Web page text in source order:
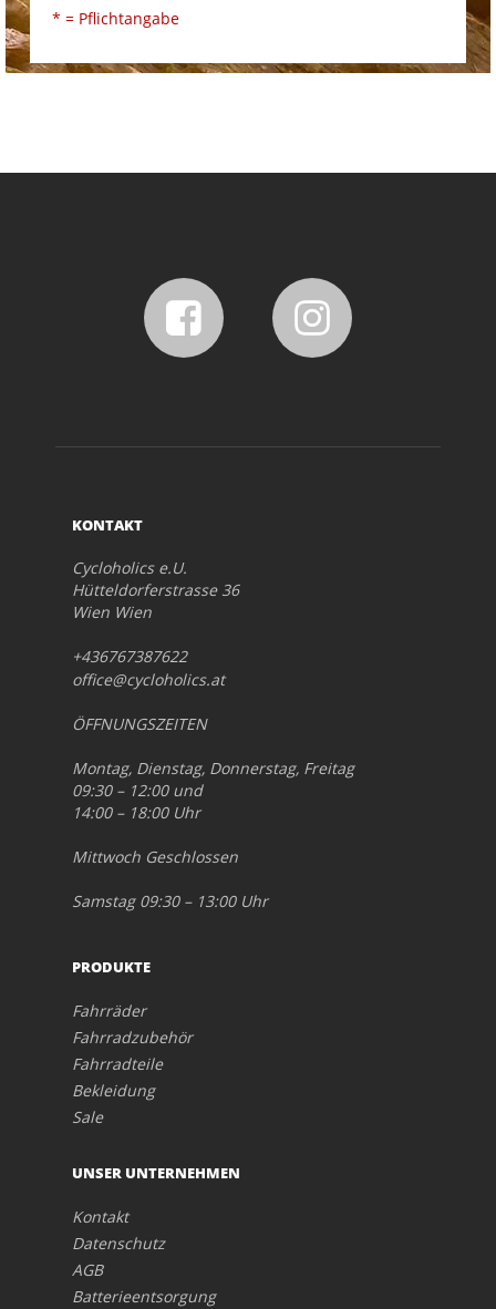
* = Pflichtangabe
KONTAKT
Cycloholics e.U.
Hütteldorferstrasse 36
Wien Wien
+436767387622
office@cycloholics.at
ÖFFNUNGSZEITEN
Montag, Dienstag, Donnerstag, Freitag
09:30 – 12:00 und
14:00 – 18:00 Uhr
Mittwoch Geschlossen
Samstag 09:30 – 13:00 Uhr
PRODUKTE
Fahrräder
Fahrradzubehör
Fahrradteile
Bekleidung
Sale
UNSER UNTERNEHMEN
Kontakt
Datenschutz
AGB
Batterieentsorgung